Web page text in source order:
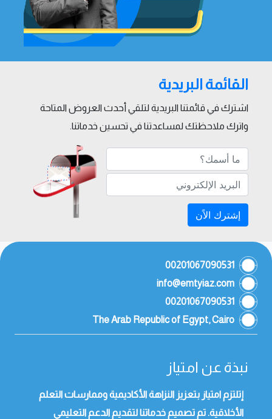
القائمة البريدية
اشترك في قائمتنا البريدية لتلقي أحدث العروض المتاحة
واترك ملاحظتك لمساعدتنا في تحسين خدماتنا.
إشترك الاًن
00201067090531
info@emtyiaz.com
00201067090531
The Arab Republic of Egypt, Cairo
نبذة عن امتياز
إتلتزم امتياز بتعزيز النزاهة الأكاديمية وممارسات التعلم
الأخلاقية. تم تصميم خدماتنا لتقديم الدعم التعليمي